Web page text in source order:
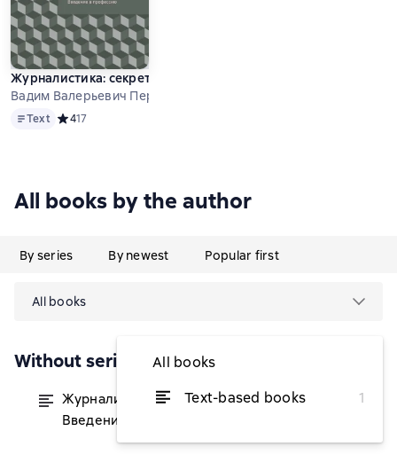
Журналистика: секреты успеха. Введение в профессию
Вадим Валерьевич Пересветов
TextText Средний рейтинг 4 на основе 17 оценок
417
All books by the author
By series By newest Popular first
All books
All books
Text-based books
1
Without series
Журналистика: секреты успеха.
Введение в профессию
from $1.67